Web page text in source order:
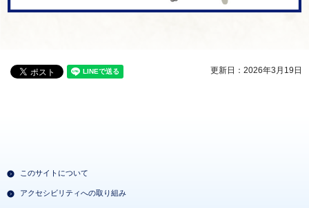
更新日：2026年3月19日
このサイトについて
アクセシビリティへの取り組み